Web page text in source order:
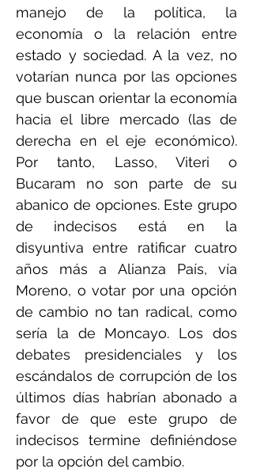
manejo de la política, la
economía o la relación entre
estado y sociedad. A la vez, no
votarían nunca por las opciones
que buscan orientar la economía
hacia el libre mercado (las de
derecha en el eje económico).
Por tanto, Lasso, Viteri o
Bucaram no son parte de su
abanico de opciones. Este grupo
de indecisos está en la
disyuntiva entre ratificar cuatro
años más a Alianza País, vía
Moreno, o votar por una opción
de cambio no tan radical, como
sería la de Moncayo. Los dos
debates presidenciales y los
escándalos de corrupción de los
últimos días habrían abonado a
favor de que este grupo de
indecisos termine definiéndose
por la opción del cambio.